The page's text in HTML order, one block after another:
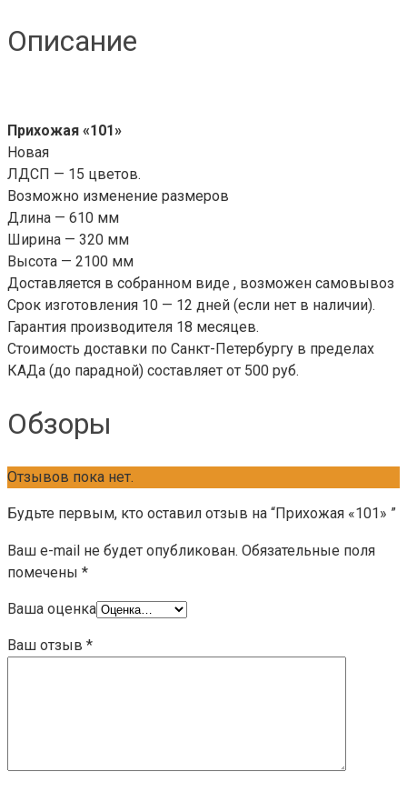
Описание
Прихожая «101»
Новая
ЛДСП — 15 цветов.
Возможно изменение размеров
Длина — 610 мм
Ширина — 320 мм
Высота — 2100 мм
Доставляется в собранном виде , возможен самовывоз
Срок изготовления 10 — 12 дней (если нет в наличии).
Гарантия производителя 18 месяцев.
Стоимость доставки по Санкт-Петербургу в пределах
КАДа (до парадной) составляет от 500 руб.
Обзоры
Отзывов пока нет.
Будьте первым, кто оставил отзыв на “Прихожая «101» ”
Ваш e-mail не будет опубликован. Обязательные поля
помечены *
Ваша оценка
Ваш отзыв *